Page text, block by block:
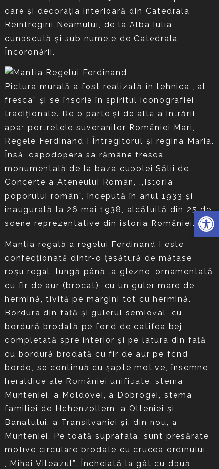
care şi decoraţia interioară din Catedrala
Reîntregirii Neamului, de la Alba Iulia,
cunoscută şi sub numele de Catedrala
Încoronării.
Pictura murală a fost realizată în tehnica ,,al
fresca” şi se înscrie în spiritul iconografiei
tradiţionale. De o parte şi de alta a intrării,
apar portretele suveranilor României Mari,
Regele Ferdinand I Întregitorul şi regina Maria.
Însă, capodopera sa rămâne fresca
monumentală de la baza cupolei Sălii de
Concerte a Ateneului Român, ,,Istoria
poporului român”, începută în anul 1933 şi
inaugurată la 26 mai 1938, alcătuită din 25 de
scene reprezentative din istoria României.
Mantia regală a regelui Ferdinand I este
confecţionată dintr-o ţesătură de mătase
roşu regal, lungă până la glezne, ornamentată
cu fir de aur (brocat), cu un guler mare de
hermină, tivită pe margini tot cu hermină.
Bordura din faţă şi gulerul semioval, cu
bordură brodată pe fond de catifea bej,
completată spre interior şi pe latura din faţă
cu bordură brodată cu fir de aur pe fond
bordo, se continuă cu şapte motive, însemne
heraldice ale României unificate: stema
Munteniei, a Moldovei, a Dobrogei, stema
familiei de Hohenzollern, a Olteniei şi
Banatului, a Transilvaniei şi, din nou, a
Munteniei. Pe toată suprafaţa, sunt presărate
motive circulare brodate cu crucea ordinului
,,Mihai Viteazul”. Încheiată la gât cu două